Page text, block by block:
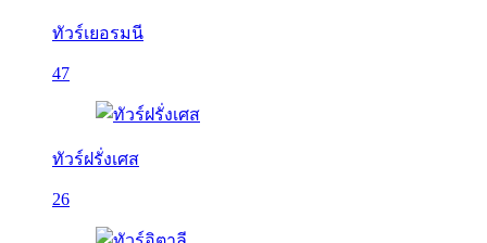
ทัวร์เยอรมนี
47
ทัวร์ฝรั่งเศส
26